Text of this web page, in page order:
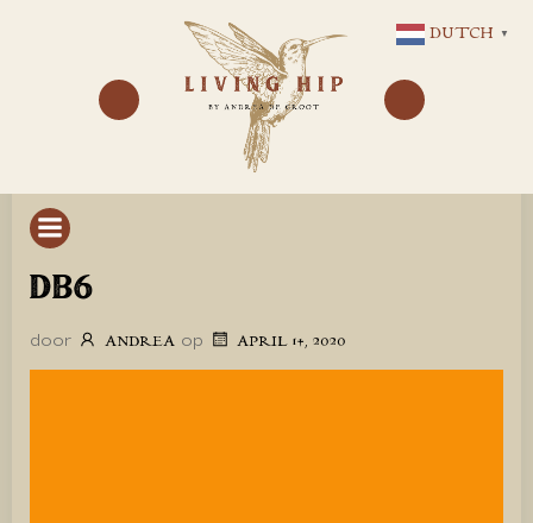
NAAR
DE
INHOUD
DB6
door ANDREA op APRIL 14, 2020
DUTCH ▼